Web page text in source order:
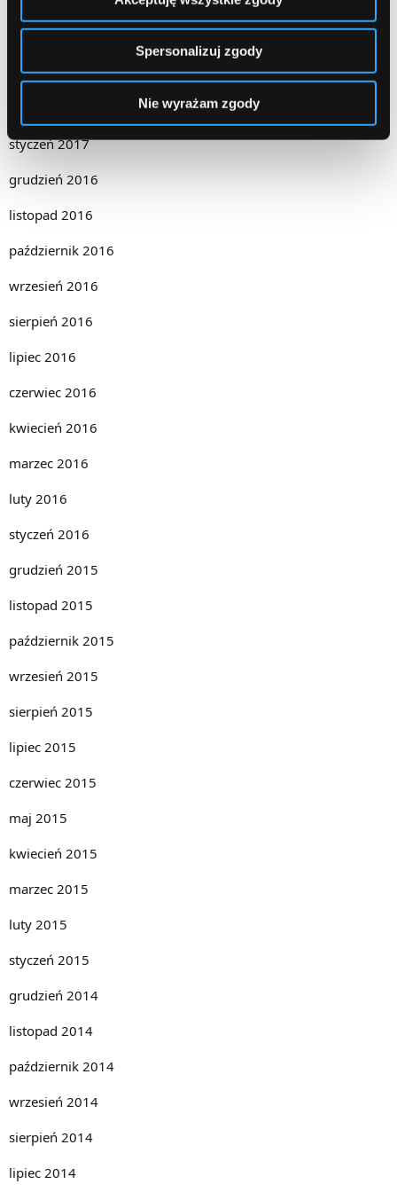
Spersonalizuj zgody
Nie wyrażam zgody
kwiecień 2017
marzec 2017
styczeń 2017
grudzień 2016
listopad 2016
październik 2016
wrzesień 2016
sierpień 2016
lipiec 2016
czerwiec 2016
kwiecień 2016
marzec 2016
luty 2016
styczeń 2016
grudzień 2015
listopad 2015
październik 2015
wrzesień 2015
sierpień 2015
lipiec 2015
czerwiec 2015
maj 2015
kwiecień 2015
marzec 2015
luty 2015
styczeń 2015
grudzień 2014
listopad 2014
październik 2014
wrzesień 2014
sierpień 2014
lipiec 2014